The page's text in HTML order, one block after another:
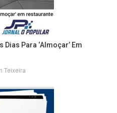
Dias Para ‘almoçar’ Em
Teixeira